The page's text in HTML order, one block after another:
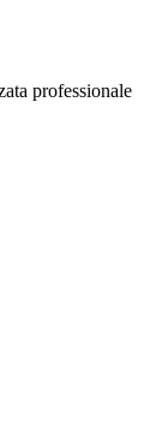
professionale